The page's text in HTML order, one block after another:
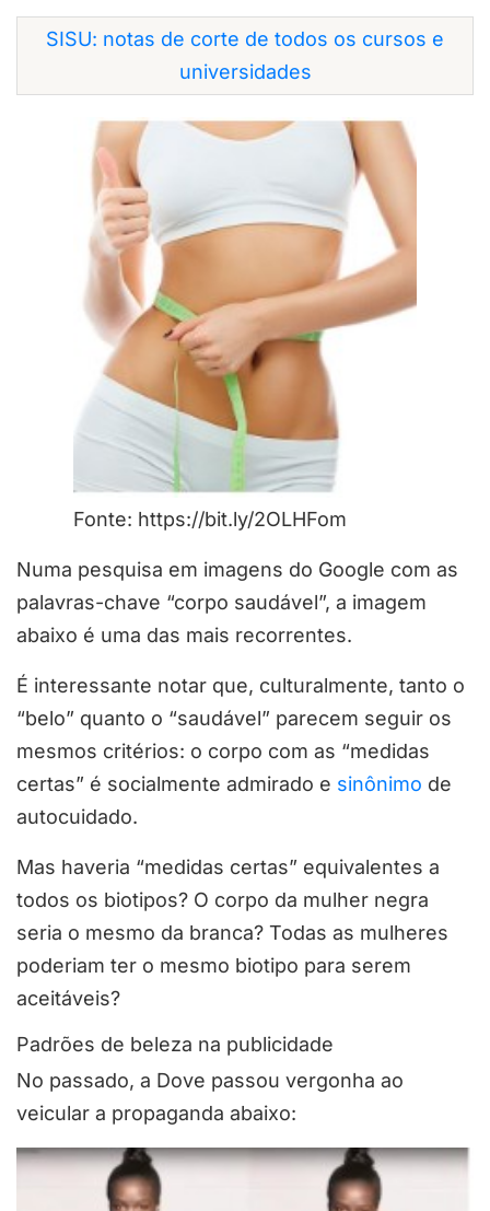
SISU: notas de corte de todos os cursos e
universidades
Fonte: https://bit.ly/2OLHFom
Numa pesquisa em imagens do Google com as
palavras-chave “corpo saudável”, a imagem
abaixo é uma das mais recorrentes.
É interessante notar que, culturalmente, tanto o
“belo” quanto o “saudável” parecem seguir os
mesmos critérios: o corpo com as “medidas
certas” é socialmente admirado e sinônimo de
autocuidado.
Mas haveria “medidas certas” equivalentes a
todos os biotipos? O corpo da mulher negra
seria o mesmo da branca? Todas as mulheres
poderiam ter o mesmo biotipo para serem
aceitáveis?
Padrões de beleza na publicidade
No passado, a Dove passou vergonha ao
veicular a propaganda abaixo: